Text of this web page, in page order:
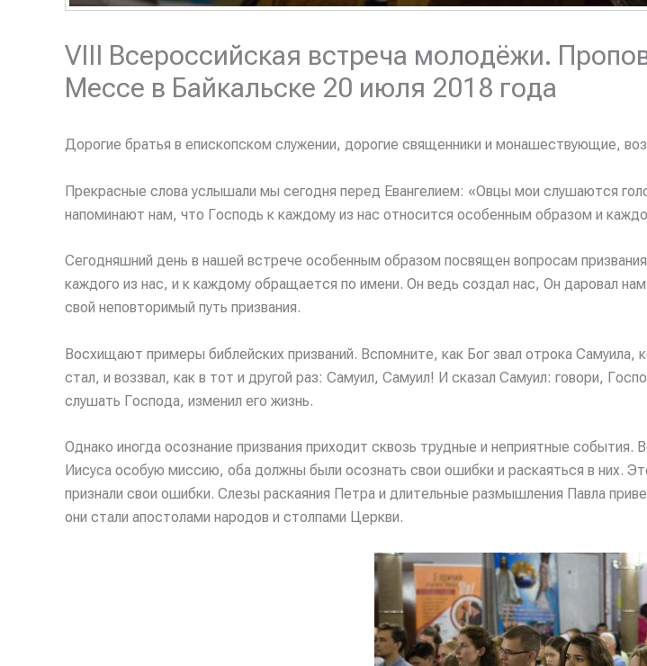
VIII Всероссийская встреча молодёжи.
Мессе в Байкальске 20 июля 2018 года
Дорогие братья в епископском служении, дорогие священники и монашествующие,
Прекрасные слова услышали мы сегодня перед Евангелием: «Овцы мои слушаются
напоминают нам, что Господь к каждому из нас относится особенным образом и
Сегодняшний день в нашей встрече особенным образом посвящен вопросам
каждого из нас, и к каждому обращается по имени. Он ведь создал нас, Он даровал
свой неповторимый путь призвания.
Восхищают примеры библейских призваний. Вспомните, как Бог звал отрока
стал, и воззвал, как в тот и другой раз: Самуил, Самуил! И сказал Самуил: говори,
слушать Господа, изменил его жизнь.
Однако иногда осознание призвания приходит сквозь трудные и неприятные
Иисуса особую миссию, оба должны были осознать свои ошибки и раскаяться в них.
признали свои ошибки. Слезы раскаяния Петра и длительные размышления Павла
они стали апостолами народов и столпами Церкви.